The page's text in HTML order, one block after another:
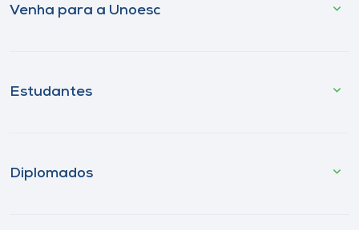
Venha para a Unoesc
Estudantes
Diplomados